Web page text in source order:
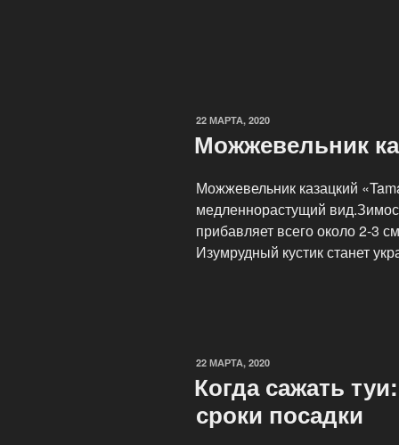
22 МАРТА, 2020
Можжевельник
Можжевельник казацкий
медленнорастущий
прибавляет всего около 2-3
Изумрудный кустик станет
22 МАРТА, 2020
Когда сажать
сроки посадки